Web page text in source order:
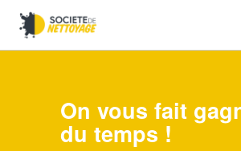
On vous fait
du temps !